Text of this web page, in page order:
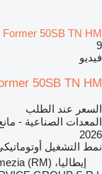
50SB TN HM
9
فيديو
50SB TN HM
السعر عند الطلب
المعدات الصناعية -
2026
نمط التشغيل
إيطاليا، Pomezia (RM)